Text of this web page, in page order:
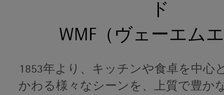
ド
WMF（ヴェーエム
1853年より、キッチンや食卓を中心
かわる様々なシーンを、上質で豊か